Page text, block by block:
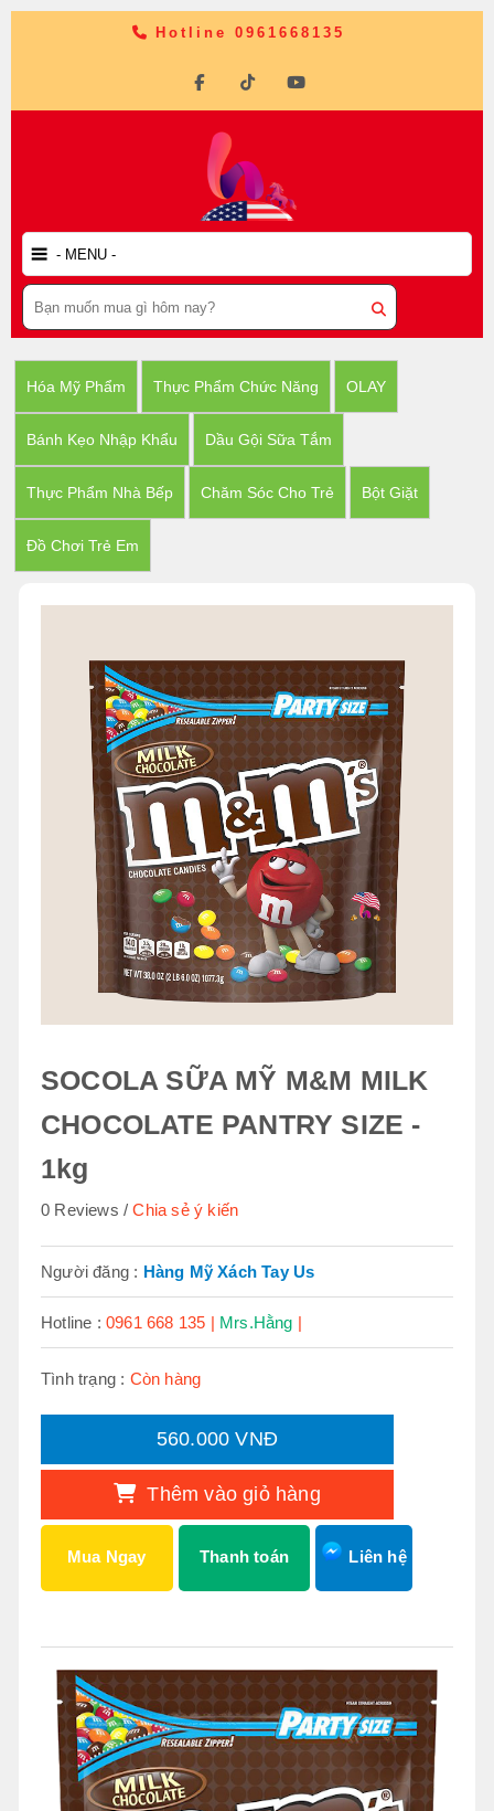
Hotline 0961668135
Hóa Mỹ Phẩm Thực Phẩm Chức Năng OLAY
Bánh Kẹo Nhập Khẩu Dầu Gội Sữa Tắm
Thực Phẩm Nhà Bếp Chăm Sóc Cho Trẻ Bột Giặt
Đồ Chơi Trẻ Em
SOCOLA SỮA MỸ M&M MILK
CHOCOLATE PANTRY SIZE -
1kg
0 Reviews Chia sẻ ý kiến
Người đăng : Hàng Mỹ Xách Tay Us
Hotline :0961 668 135 | Mrs.Hằng |
Tình trạng : Còn hàng
560.000 VNĐ
Thêm vào giỏ hàng
Mua Ngay Thanh toán Liên hệ